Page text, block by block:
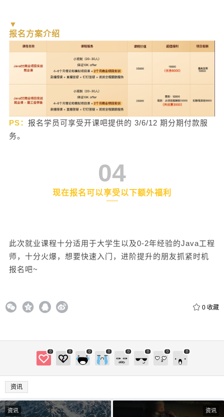
▼
报名方案介绍
PS： 报名学员可享受开课吧提供的 3/6/12 期分期付款服
务。
04
现在报名可以享受以下额外福利
此次就业课程十分适用于大学生以及0-2年经验的Java工程
师，十分火爆，想要快速入门，进阶提升的朋友抓紧时机
报名吧~
0 收藏
0 0 0 0 0 0 0 0
资讯
资讯 资讯